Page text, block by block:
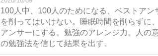
100人中、100人のためになる、ベストア
を削ってはいけない。睡眠時間を削らずに
アンサーにする。勉強のアレンジ力。人の
の勉強法を信じて結果を出す。